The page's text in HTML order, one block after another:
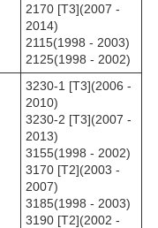
2170 [T3](2007 -
2014)
2115(1998 - 2003)
2125(1998 - 2002)
3230-1 [T3](2006 -
2010)
3230-2 [T3](2007 -
2013)
3155(1998 - 2002)
3170 [T2](2003 -
2007)
3185(1998 - 2003)
3190 [T2](2002 -